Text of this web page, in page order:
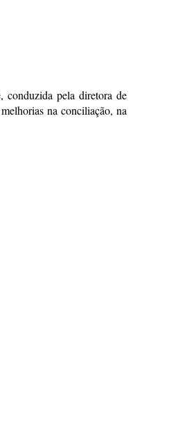
conduzida pela diretora de
na conciliação, na